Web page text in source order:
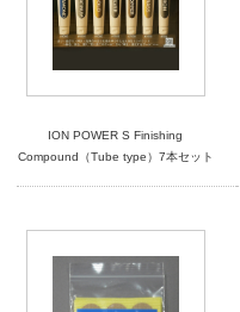
ION POWER S Finishing
Compound（Tube type）7本セット